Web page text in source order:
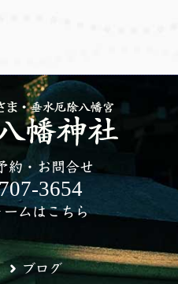
約・お問合せ
3654
ームはこちら
ブログ